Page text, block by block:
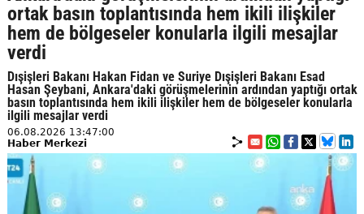
ortak basın toplantısında hem ikili ilişkiler
hem de bölgeseler konularla ilgili mesajlar
verdi
Dışişleri Bakanı Hakan Fidan ve Suriye Dışişleri Bakanı Esad
Hasan Şeybani, Ankara'daki görüşmelerinin ardından yaptığı ortak
basın toplantısında hem ikili ilişkiler hem de bölgeseler konularla
ilgili mesajlar verdi
06.08.2026 13:47:00
Haber Merkezi